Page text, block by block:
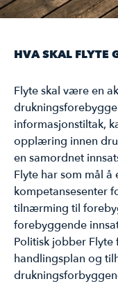
HVA SKAL FLYTE
Flyte skal være en
informasjonstiltak,
opplæring innen
en samordnet
Flyte har som mål
kompetansesenter
tilnærming til
forebyggende
Politisk jobber Flyte
handlingsplan og